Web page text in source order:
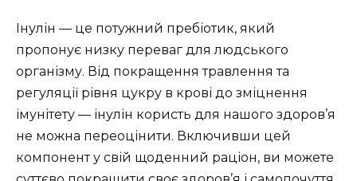
Інулін — це потужний пребіотик, який
пропонує низку переваг для людського
організму. Від покращення травлення та
регуляції рівня цукру в крові до зміцнення
імунітету — інулін користь для нашого здоров’я
не можна переоцінити. Включивши цей
компонент у свій щоденний раціон, ви можете